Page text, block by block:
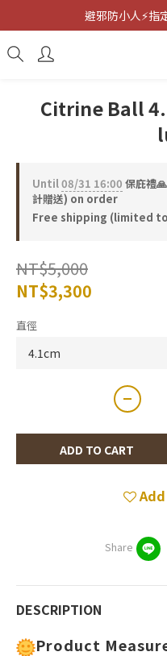
客製化雷射雕刻💝
避邪防小人⚡指
客製化雷射雕刻
Citrine Ball
Until08/31 16:00 保庇禮
計贈送) on order
Free shipping (limited
NT$5,000
NT$3,300
直徑
ADD TO CART
Share
DESCRIPTION
Product